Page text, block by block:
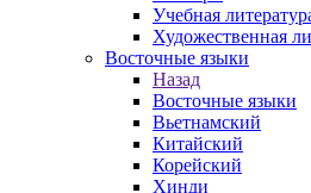
Учебная
Художественная
Восточные языки
Назад
Восточные языки
Вьетнамский
Китайский
Корейский
Хинди